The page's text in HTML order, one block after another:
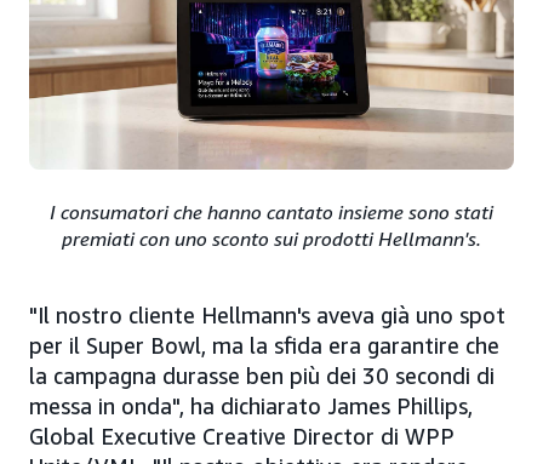
I consumatori che hanno cantato insieme sono stati
premiati con uno sconto sui prodotti Hellmann's.
"Il nostro cliente Hellmann's aveva già uno spot
per il Super Bowl, ma la sfida era garantire che
la campagna durasse ben più dei 30 secondi di
messa in onda", ha dichiarato James Phillips,
Global Executive Creative Director di WPP